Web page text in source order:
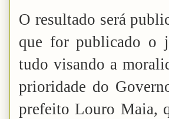
O resultado será
que for publicado o
tudo visando a
prioridade do
prefeito Louro Maia,